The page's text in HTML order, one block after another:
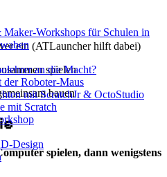
Workshops für Schulen in
an die Macht?
der Roboter-Maus
mit ScratchJr & OctoStudio
mit Scratch
Design
ein (ATLauncher hilft dabei)
spielen
bauen
spielen, dann wenigstens